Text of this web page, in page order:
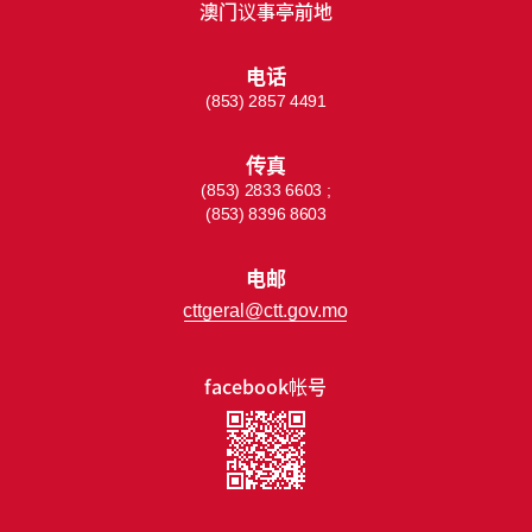
facebook帐号
澳门议事亭前地
电话
(853) 2857 4491
传真
(853) 2833 6603 ;
(853) 8396 8603
电邮
cttgeral@ctt.gov.mo